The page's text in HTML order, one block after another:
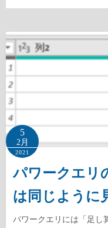
ッ
5
2月
2021
パワークエリ
は同じように
パワークエリには「足